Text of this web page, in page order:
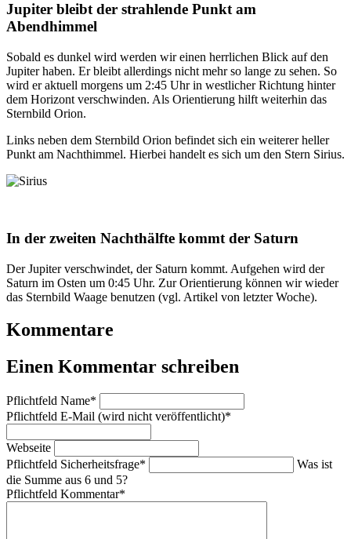
Jupiter bleibt der strahlende Punkt am
Abendhimmel
Sobald es dunkel wird werden wir einen herrlichen Blick auf den
Jupiter haben. Er bleibt allerdings nicht mehr so lange zu sehen. So
wird er aktuell morgens um 2:45 Uhr in westlicher Richtung hinter
dem Horizont verschwinden. Als Orientierung hilft weiterhin das
Sternbild Orion.
Links neben dem Sternbild Orion befindet sich ein weiterer heller
Punkt am Nachthimmel. Hierbei handelt es sich um den Stern Sirius.
In der zweiten Nachthälfte kommt der Saturn
Der Jupiter verschwindet, der Saturn kommt. Aufgehen wird der
Saturn im Osten um 0:45 Uhr. Zur Orientierung können wir wieder
das Sternbild Waage benutzen (vgl. Artikel von letzter Woche).
Kommentare
Einen Kommentar schreiben
Pflichtfeld Name*
Pflichtfeld E-Mail (wird nicht veröffentlicht)*
Webseite
Pflichtfeld Sicherheitsfrage*
Was ist
die Summe aus 6 und 5?
Pflichtfeld Kommentar*